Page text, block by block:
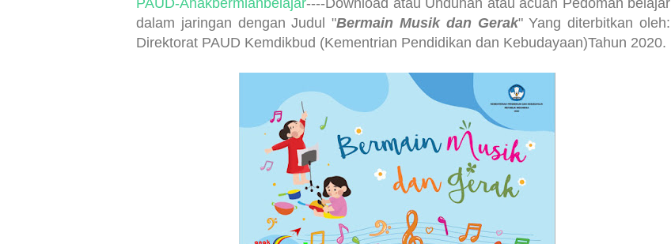
dalam jaringan dengan Judul "Bermain Musik dan Gerak" Yang diterbitkan oleh:
Direktorat PAUD Kemdikbud (Kementrian Pendidikan dan Kebudayaan)Tahun 2020.